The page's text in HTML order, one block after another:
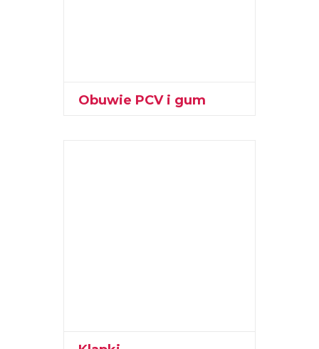
Obuwie PCV i gum